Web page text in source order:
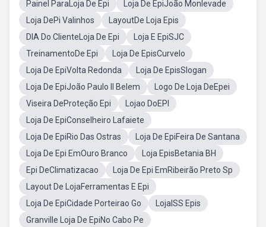
Painel ParaLoja De Epi
Loja De EpiJoão Monlevade
Loja DePi Valinhos
LayoutDe Loja Epis
DIA Do ClienteLoja De Epi
Loja E EpiSJC
TreinamentoDe Epi
Loja De EpisCurvelo
Loja De EpiVolta Redonda
Loja De EpisSlogan
Loja De EpiJoão Paulo II Belem
Logo De Loja DeEpei
Viseira DeProteção Epi
Lojao DoEPI
Loja De EpiConselheiro Lafaiete
Loja De EpiRio Das Ostras
Loja De EpiFeira De Santana
Loja De Epi EmOuro Branco
Loja EpisBetania BH
Epi DeClimatizacao
Loja De Epi EmRibeirão Preto Sp
Layout De LojaFerramentas E Epi
Loja De EpiCidade Porteirao Go
LojaISS Epis
Granville Loja De EpiNo Cabo Pe